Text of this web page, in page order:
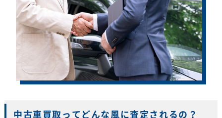
中古車買取ってどんな風に査定されるの？